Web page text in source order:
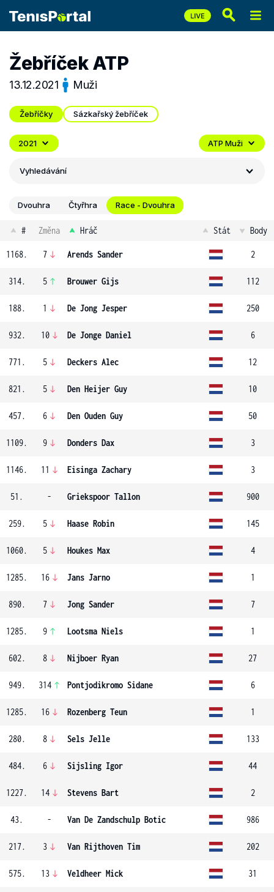
Žebříček ATP
13.12.2021 Muži
Žebříčky Sázkařský žebříček
2021 ATP Muži
Vyhledávání
Dvouhra Čtyřhra Race - Dvouhra
# Změna Hráč Stát Body
1168. 7 Arends Sander 2
314. 5 Brouwer Gijs 112
188. 1 De Jong Jesper 250
932. 10 De Jonge Daniel 6
771. 5 Deckers Alec 12
821. 5 Den Heijer Guy 10
457. 6 Den Ouden Guy 50
1109. 9 Donders Dax 3
1146. 11 Eisinga Zachary 3
51. - Griekspoor Tallon 900
259. 5 Haase Robin 145
1060. 5 Houkes Max 4
1285. 16 Jans Jarno 1
890. 7 Jong Sander 7
1285. 9 Lootsma Niels 1
602. 8 Nijboer Ryan 27
949. 314 Pontjodikromo Sidane 6
1285. 16 Rozenberg Teun 1
280. 8 Sels Jelle 133
484. 6 Sijsling Igor 44
1227. 14 Stevens Bart 2
43. - Van De Zandschulp Botic 986
217. 3 Van Rijthoven Tim 202
575. 13 Veldheer Mick 31